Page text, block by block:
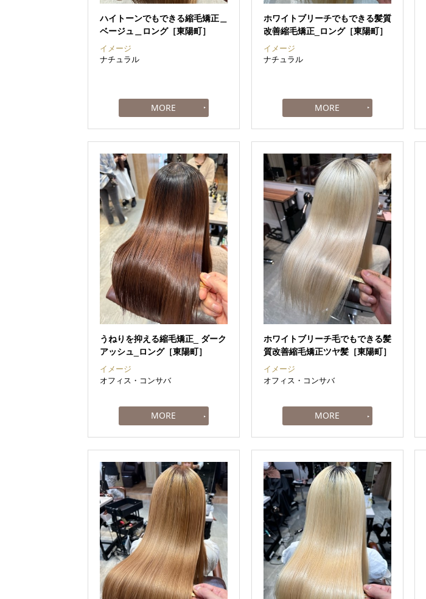
ハイトーンでもできる縮毛矯正＿
ベージュ＿ロング［東陽町］
イメージ
ナチュラル
ホワイトブリーチでもできる髪質
改善縮毛矯正_ロング［東陽町］
イメージ
ナチュラル
うねりを抑える縮毛矯正_ ダーク
アッシュ_ロング［東陽町］
イメージ
オフィス・コンサバ
ホワイトブリーチ毛でもできる髪
質改善縮毛矯正ツヤ髪［東陽町］
イメージ
オフィス・コンサバ